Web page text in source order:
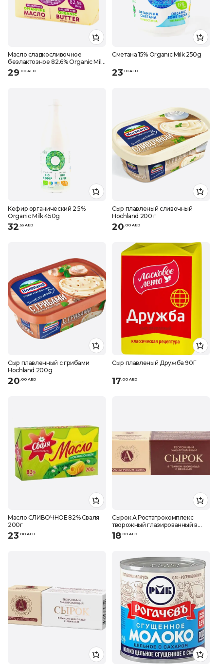
Масло сладкосливочное
безлактозное 82.6% Organic Milk
180g
29 00 AED
Сметана 15% Organic Milk 250g
23 .10 AED
Кефир органический 2.5%
Organic Milk 450g
32.55 AED
Сыр плавленый сливочный
Hochland 200 г
20.00 AED
Сыр плавленный с грибами
Hochland 200g
20.00 AED
Сыр плавленый Дружба 90Г
17.00 AED
Масло СЛИВОЧНОЕ 82% Сваля
200г
23 00 AED
Сырок А.Ростагрокомплекс
творожный глазированный в
темном шоколаде с ванилью
26%, 50 г
18 00 AED